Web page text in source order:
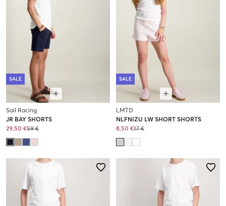
SALE
Sail Racing
JR BAY SHORTS
29,50 €59 €
SALE
LMTD
NLFNIZU LW SHORT SHORTS
8,50 €17 €